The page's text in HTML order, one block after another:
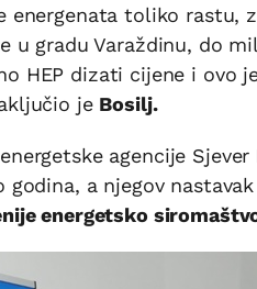
energenata toliko rastu,
u gradu Varaždinu, do
HEP dizati cijene i ovo
je Bosilj.
agencije Sjever
a njegov
energetsko